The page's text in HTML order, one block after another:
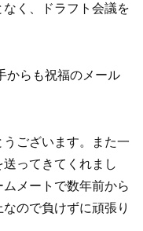
く、ドラフト会議を
からも祝福のメール
うございます。また一
ってきてくれまし
メートで数年前から
ので負けずに頑張り